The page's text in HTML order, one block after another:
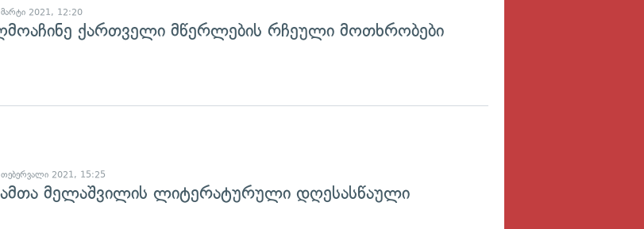
2021, 12:20
ქართველი მწერლების რჩეული მოთხრობები
2021, 15:25
მელაშვილის ლიტერატურული დღესასწაული